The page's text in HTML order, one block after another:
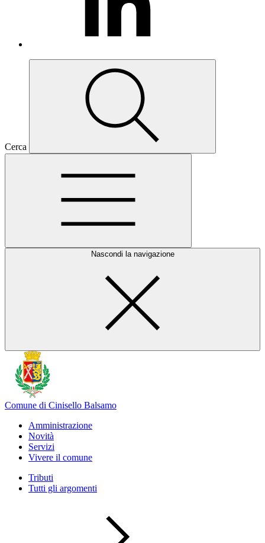
Cerca
Nascondi la navigazione
Comune di Cinisello Balsamo
Amministrazione
Novità
Servizi
Vivere il comune
Tributi
Tutti gli argomenti